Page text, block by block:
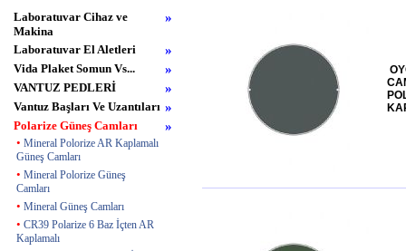
Laboratuvar Cihaz ve
Makina
»
Laboratuvar El Aletleri »
Vida Plaket Somun Vs... »
VANTUZ PEDLERİ »
Vantuz Başları Ve Uzantıları »
Polarize Güneş Camları
• Mineral Polorize AR Kaplamalı
Güneş Camları
• Mineral Polorize Güneş
Camları
• Mineral Güneş Camları
• CR39 Polarize 6 Baz İçten AR
Kaplamalı
»